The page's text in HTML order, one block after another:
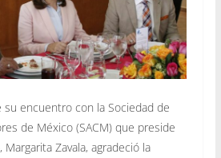
su encuentro con la Sociedad de
de México (SACM) que preside
Zavala, agradeció la